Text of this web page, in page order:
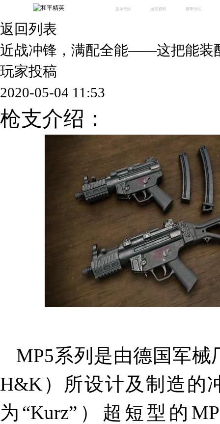
版本专区 游戏资料 赛事专区
体验服 视频中心 授权赛 腾
返回列表
近战冲锋，满配全能——这把能装
玩家投稿
2020-05-04 11:53
枪支介绍：
MP5系列是由德国军械
H&K）所设计及制造的
为“Kurz”）超短型的